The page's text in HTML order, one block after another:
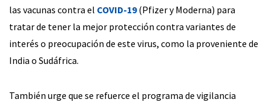
las vacunas contra el COVID-19 (Pfizer y Moderna) para
tratar de tener la mejor protección contra variantes de
interés o preocupación de este virus, como la proveniente de
India o Sudáfrica.
También urge que se refuerce el programa de vigilancia